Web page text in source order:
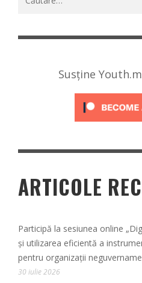
Susține
ARTICOLE
Participă la sesiunea online
și utilizarea eficientă a
pentru organizații
30 iulie 2026